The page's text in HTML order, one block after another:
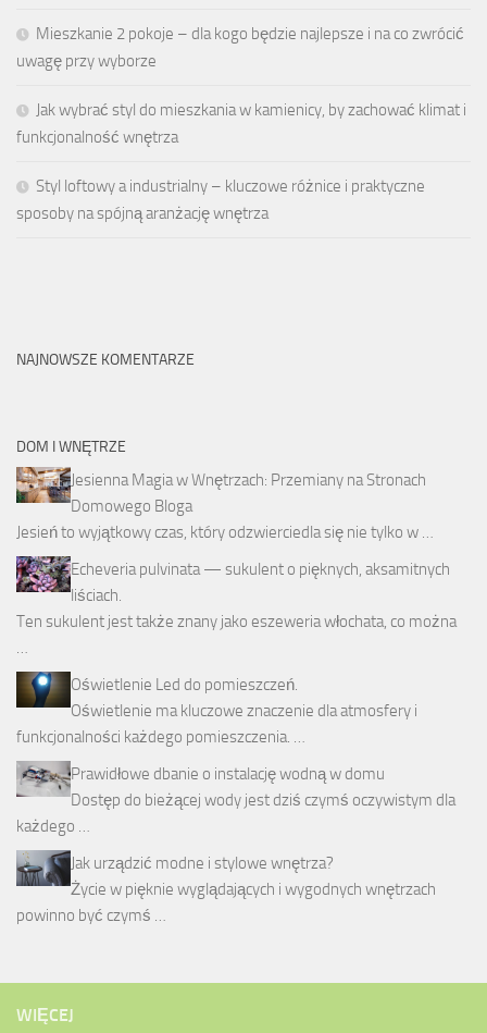
Mieszkanie 2 pokoje – dla kogo będzie najlepsze i na co zwrócić
uwagę przy wyborze
Jak wybrać styl do mieszkania w kamienicy, by zachować klimat i
funkcjonalność wnętrza
Styl loftowy a industrialny – kluczowe różnice i praktyczne
sposoby na spójną aranżację wnętrza
NAJNOWSZE KOMENTARZE
DOM I WNĘTRZE
Jesienna Magia w Wnętrzach: Przemiany na Stronach
Domowego Bloga
Jesień to wyjątkowy czas, który odzwierciedla się nie tylko w …
Echeveria pulvinata — sukulent o pięknych, aksamitnych
liściach.
Ten sukulent jest także znany jako eszeweria włochata, co można
…
Oświetlenie Led do pomieszczeń.
Oświetlenie ma kluczowe znaczenie dla atmosfery i
funkcjonalności każdego pomieszczenia. …
Prawidłowe dbanie o instalację wodną w domu
Dostęp do bieżącej wody jest dziś czymś oczywistym dla
każdego …
Jak urządzić modne i stylowe wnętrza?
Życie w pięknie wyglądających i wygodnych wnętrzach
powinno być czymś …
WIĘCEJ